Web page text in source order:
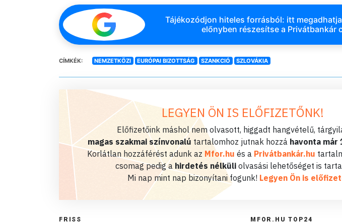
Tájékozódjon hiteles forrásból: itt
előnyben részesítse a Privátbankár
CÍMKÉK: NEMZETKÖZI EURÓPAI BIZOTTSÁG SZANKCIÓ SZLOVÁKIA
LEGYEN ÖN IS ELŐFIZETŐNK!
Előfizetőink máshol nem olvasott, higgadt hangvételű,
magas szakmai színvonalú tartalomhoz jutnak hozzá havonta
Korlátlan hozzáférést adunk az Mfor.hu és a Privátbankár.hu
csomag pedig a hirdetés nélküli olvasási lehetőséget is
Mi nap mint nap bizonyítani fogunk! Legyen Ön is
FRISS MFOR.HU TOP24